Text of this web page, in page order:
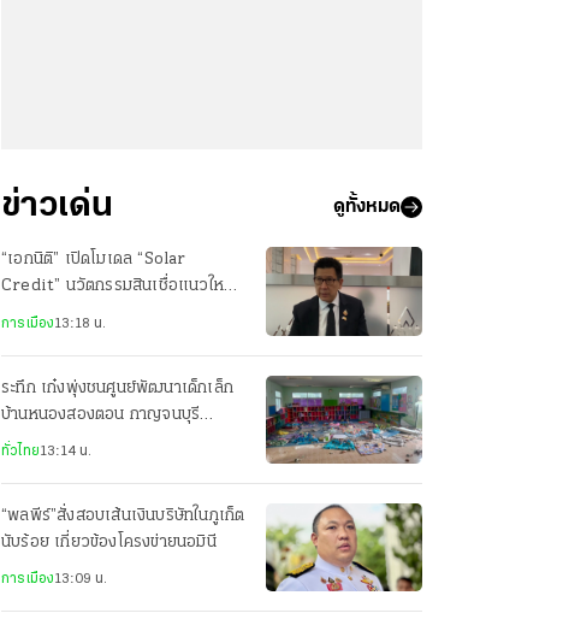
ข่าวเด่น ดูทั้งหมด
“เอกนิติ” เปิดโมเดล “Solar
Credit” นวัตกรรมสินเชื่อแนวใหม่
ดันติดตั้งโซลาร์เซลล์ ลดภาระค่าไฟ
การเมือง13:18 น.
ระทึก เก๋งพุ่งชนศูนย์พัฒนาเด็กเล็ก
บ้านหนองสองตอน กาญจนบุรี
นร.เจ็บกว่า 10 ราย
ทั่วไทย13:14 น.
“พลพีร์”สั่งสอบเส้นเงินบริษัทในภูเก็ต
นับร้อย เกี่ยวข้องโครงข่ายนอมินี
การเมือง13:09 น.